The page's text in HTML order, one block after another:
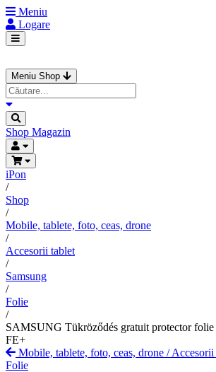
Meniu
Logare
Meniu Shop
Shop Magazin
iPon
/
Shop
/
Mobile, tablete, foto, ceas, drone
/
Accesorii tablet
/
Samsung
/
Folie
/
SAMSUNG Tükröződés gratuit protector folie
FE+
Mobile, tablete, foto, ceas, drone /Accesorii
Folie